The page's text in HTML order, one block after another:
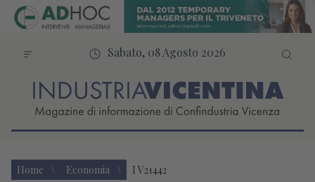
Sabato, 08 Agosto 2026
Home Economia I V21442